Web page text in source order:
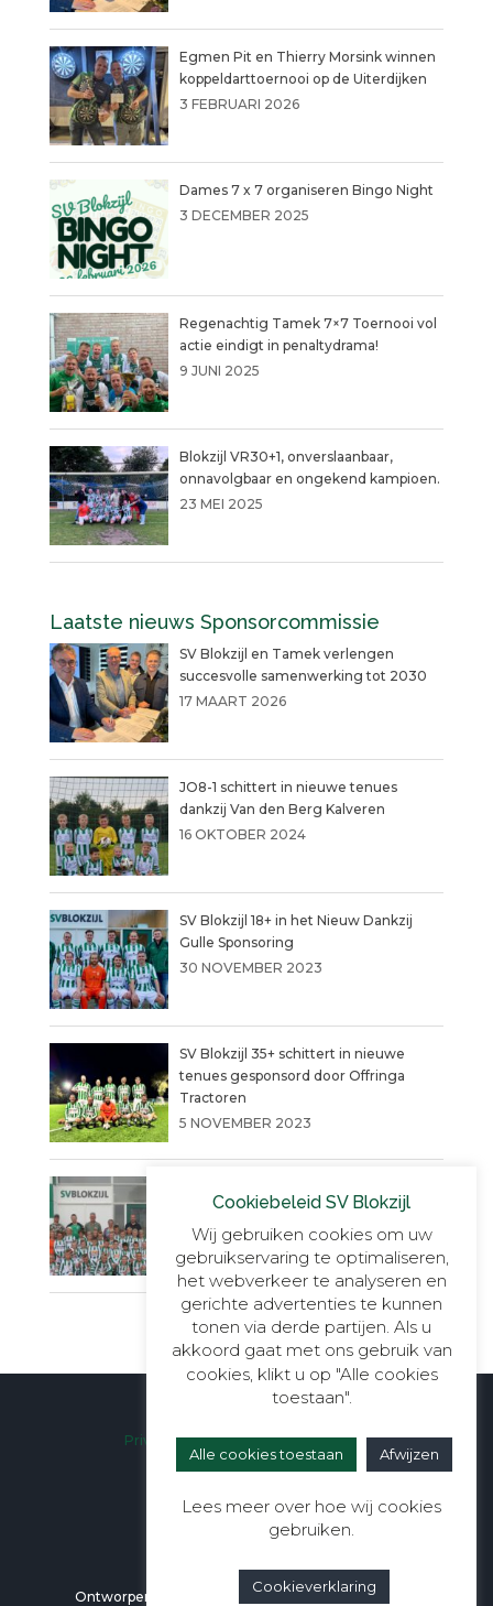
Egmen Pit en Thierry Morsink winnen
koppeldarttoernooi op de Uiterdijken
3 FEBRUARI 2026
Dames 7 x 7 organiseren Bingo Night
3 DECEMBER 2025
Regenachtig Tamek 7×7 Toernooi vol
actie eindigt in penaltydrama!
9 JUNI 2025
Blokzijl VR30+1, onverslaanbaar,
onnavolgbaar en ongekend kampioen.
23 MEI 2025
Laatste nieuws Sponsorcommissie
SV Blokzijl en Tamek verlengen
succesvolle samenwerking tot 2030
17 MAART 2026
JO8-1 schittert in nieuwe tenues
dankzij Van den Berg Kalveren
16 OKTOBER 2024
SV Blokzijl 18+ in het Nieuw Dankzij
Gulle Sponsoring
30 NOVEMBER 2023
SV Blokzijl 35+ schittert in nieuwe
tenues gesponsord door Offringa
Tractoren
5 NOVEMBER 2023
Kampioenen van SV Blokzijl!
10 SEPTEMBER 2023
Privacyverklaring|Cookieverklaring
Ontworpen door Berali Webdesign | Alle rechten
Cookiebeleid SV Blokzijl
Wij gebruiken cookies om uw
gebruikservaring te optimaliseren,
het webverkeer te analyseren en
gerichte advertenties te kunnen
tonen via derde partijen. Als u
akkoord gaat met ons gebruik van
cookies, klikt u op "Alle cookies
toestaan".
Alle cookies toestaan Afwijzen
Lees meer over hoe wij cookies
gebruiken.
Cookieverklaring